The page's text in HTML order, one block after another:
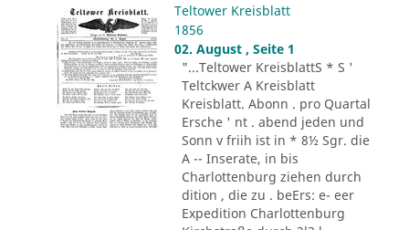
Teltower Kreisblatt
1856
02. August , Seite 1
"...Teltower KreisblattS * S '
Teltckwer A Kreisblatt
Kreisblatt. Abonn . pro Quartal
Ersche ' nt . abend jeden und
Sonn v friih ist in * 8½ Sgr. die
A -- Inserate, in bis
Charlottenburg ziehen durch
dition , die zu . beErs: e- eer
Expedition Charlottenburg